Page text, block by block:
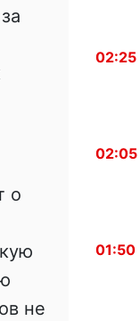
о
не
02:25
02:05
01:50